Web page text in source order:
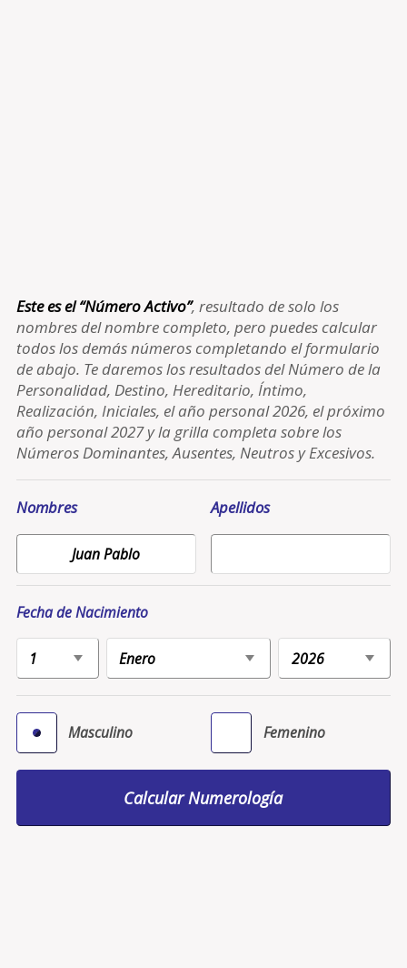
Este es el “Número Activo”, resultado de solo los
nombres del nombre completo, pero puedes calcular
todos los demás números completando el formulario
de abajo. Te daremos los resultados del Número de la
Personalidad, Destino, Hereditario, Íntimo,
Realización, Iniciales, el año personal 2026, el próximo
año personal 2027 y la grilla completa sobre los
Números Dominantes, Ausentes, Neutros y Excesivos.
Nombres Apellidos
Fecha de Nacimiento
Masculino Femenino